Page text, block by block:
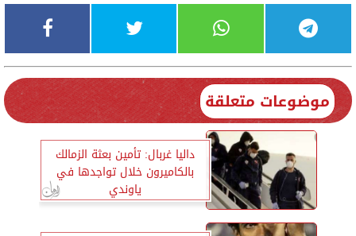
موضوعات متعلقة
داليا غربال: تأمين بعثة الزمالك
بالكاميرون خلال تواجدها في
ياوندي